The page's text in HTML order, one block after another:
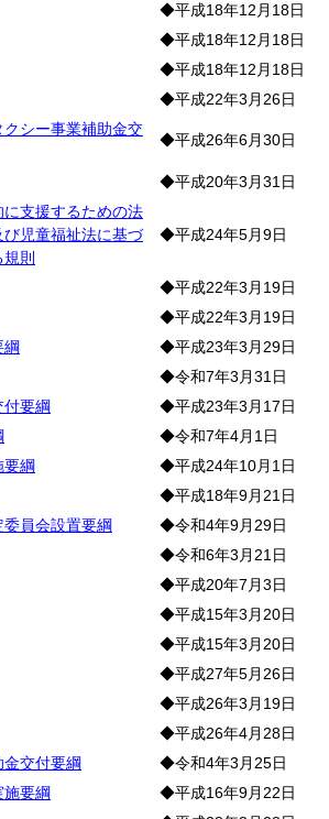
◆平成18年12月18日
◆平成18年12月18日
◆平成18年12月18日
◆平成22年3月26日
シー事業補助金交
◆平成26年6月30日
◆平成20年3月31日
支援するための法
児童福祉法に基づ
則
◆平成24年5月9日
◆平成22年3月19日
◆平成22年3月19日
◆平成23年3月29日
◆令和7年3月31日
要綱
◆平成23年3月17日
◆令和7年4月1日
綱
◆平成24年10月1日
◆平成18年9月21日
員会設置要綱
◆令和4年9月29日
◆令和6年3月21日
◆平成20年7月3日
◆平成15年3月20日
◆平成15年3月20日
◆平成27年5月26日
◆平成26年3月19日
◆平成26年4月28日
交付要綱
◆令和4年3月25日
要綱
◆平成16年9月22日